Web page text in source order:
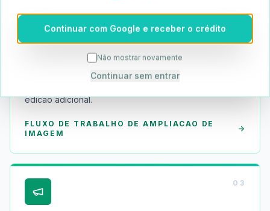
Criadores de arte com IA
edicao adicional.
FLUXO DE TRABALHO DE AMPLIACAO DE
IMAGEM
0 3
Continuar com Google e receber o crédito
Não mostrar novamente
Continuar sem entrar